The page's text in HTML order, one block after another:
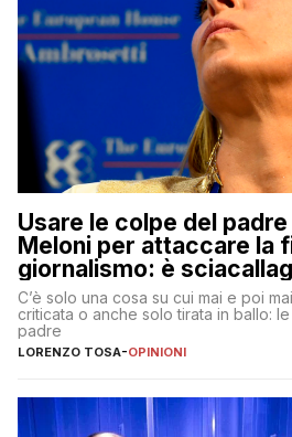
Usare le colpe del
Meloni per attaccare la
giornalismo: è
Dimostriamo di essere
C’è solo una cosa su cui mai e poi
criticata o anche solo tirata in ballo:
padre
LORENZO TOSA-OPINIONI